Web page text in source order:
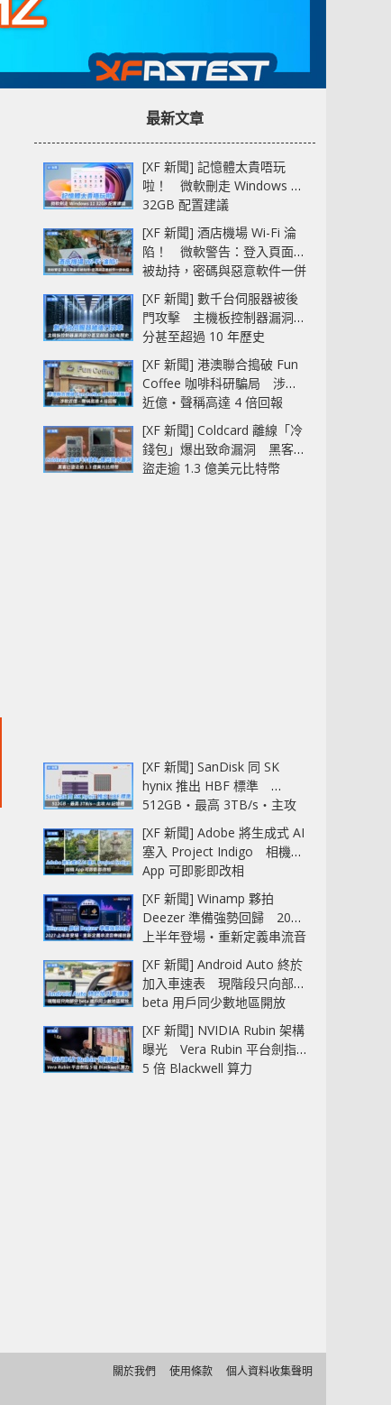
最新文章
[XF 新聞] 記憶體太貴唔玩
啦！ 微軟刪走 Windows 11
32GB 配置建議
[XF 新聞] 酒店機場 Wi-Fi 淪
陷！ 微軟警告：登入頁面可
被劫持，密碼與惡意軟件一併
中招
[XF 新聞] 數千台伺服器被後
門攻擊 主機板控制器漏洞部
分甚至超過 10 年歷史
[XF 新聞] 港澳聯合搗破 Fun
Coffee 咖啡科研騙局 涉款
近億‧聲稱高達 4 倍回報
[XF 新聞] Coldcard 離線「冷
錢包」爆出致命漏洞 黑客已
盜走逾 1.3 億美元比特幣
[XF 新聞] SanDisk 同 SK
hynix 推出 HBF 標準
512GB‧最高 3TB/s‧主攻
AI 記憶體
[XF 新聞] Adobe 將生成式 AI
塞入 Project Indigo 相機
App 可即影即改相
[XF 新聞] Winamp 夥拍
Deezer 準備強勢回歸 2027
上半年登場‧重新定義串流音
樂播放器
[XF 新聞] Android Auto 終於
加入車速表 現階段只向部分
beta 用戶同少數地區開放
[XF 新聞] NVIDIA Rubin 架構
曝光 Vera Rubin 平台劍指
5 倍 Blackwell 算力
關於我們 使用條款 個人資料收集聲明